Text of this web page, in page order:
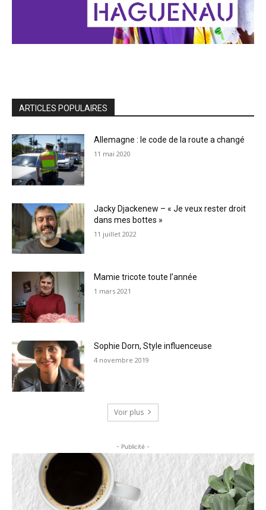
ARTICLES POPULAIRES
Allemagne : le code de la route a changé
11 mai 2020
Jacky Djackenew – « Je veux rester droit
dans mes bottes »
11 juillet 2022
Mamie tricote toute l’année
1 mars 2021
Sophie Dorn, Style influenceuse
4 novembre 2019
Voir plus
- Publicité -